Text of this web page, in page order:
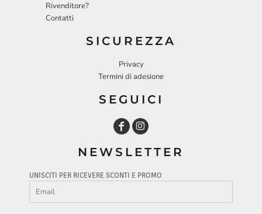
Rivenditore?
Contatti
SICUREZZA
Privacy
Termini di adesione
SEGUICI
NEWSLETTER
UNISCITI PER RICEVERE SCONTI E PROMO